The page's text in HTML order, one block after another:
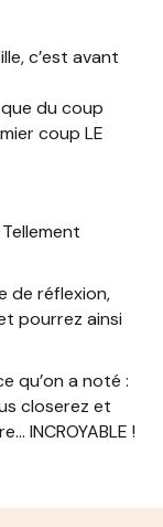
c’est avant
du coup
coup LE
de réflexion,
pourrez ainsi
qu’on a noté :
closerez et
INCROYABLE !